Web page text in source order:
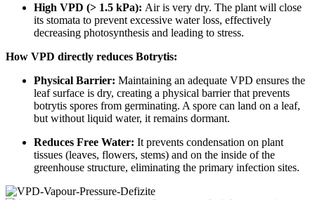
High VPD (> 1.5 kPa): Air is very dry. The plant will close
its stomata to prevent excessive water loss, effectively
decreasing photosynthesis and leading to stress.
How VPD directly reduces Botrytis:
Physical Barrier: Maintaining an adequate VPD ensures the
leaf surface is dry, creating a physical barrier that prevents
botrytis spores from germinating. A spore can land on a leaf,
but without liquid water, it remains dormant.
Reduces Free Water: It prevents condensation on plant
tissues (leaves, flowers, stems) and on the inside of the
greenhouse structure, eliminating the primary infection sites.